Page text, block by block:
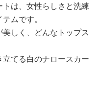
は、女性らしさと洗練
ムです。
しく、どんなトップス
てる白のナロースカー